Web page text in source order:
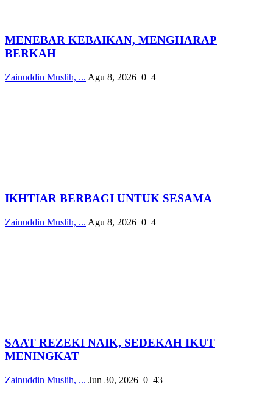
MENEBAR KEBAIKAN, MENGHARAP
BERKAH
Zainuddin Muslih, ... Agu 8, 2026 0 4
IKHTIAR BERBAGI UNTUK SESAMA
Zainuddin Muslih, ... Agu 8, 2026 0 4
SAAT REZEKI NAIK, SEDEKAH IKUT
MENINGKAT
Zainuddin Muslih, ... Jun 30, 2026 0 43